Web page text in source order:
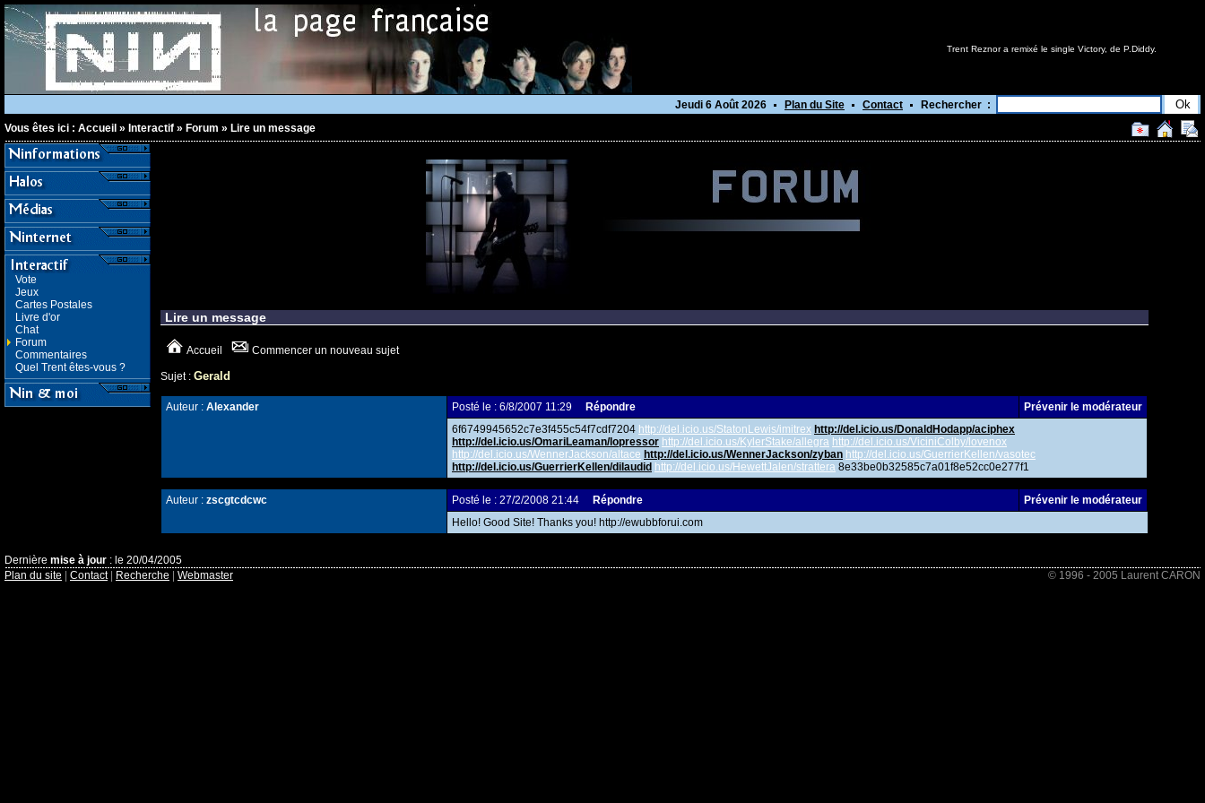
Trent Reznor a remixé le single Victory, de P.Diddy.
Jeudi 6 Août 2026 Plan du Site Contact
Rechercher :
Vous êtes ici : Accueil » Interactif » Forum » Lire un message
Vote
Jeux
Cartes Postales
Livre d'or
Chat
Forum
Commentaires
Quel Trent êtes-vous ?
Lire un message
Accueil Commencer un nouveau sujet
Sujet : Gerald
Auteur : Alexander Posté le : 6/8/2007 11:29 Répondre
Prévenir le modérateur
6f6749945652c7e3f455c54f7cdf7204 http://del.icio.us/StatonLewis/imitrex http://del.icio.us/DonaldHodapp/aciphex
http://del.icio.us/OmariLeaman/lopressor http://del.icio.us/KylerStake/allegra http://del.icio.us/ViciniColby/lovenox
http://del.icio.us/WennerJackson/altace http://del.icio.us/WennerJackson/zyban http://del.icio.us/GuerrierKellen/vasotec
http://del.icio.us/GuerrierKellen/dilaudid http://del.icio.us/HewettJalen/strattera 8e33be0b32585c7a01f8e52cc0e277f1
Auteur : zscgtcdcwc Posté le : 27/2/2008 21:44 Répondre
Prévenir le modérateur
Hello! Good Site! Thanks you! http://ewubbforui.com
Dernière mise à jour : le 20/04/2005
Plan du site
Contact| Recherche Webmaster © 1996 - 2005 Laurent CARON